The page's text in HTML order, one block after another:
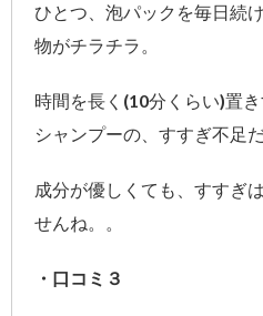
ひとつ、泡パックを毎日続
物がチラチラ。
時間を長く(10分くらい)置
シャンプーの、すすぎ不足
成分が優しくても、すすぎ
せんね。。
・口コミ３